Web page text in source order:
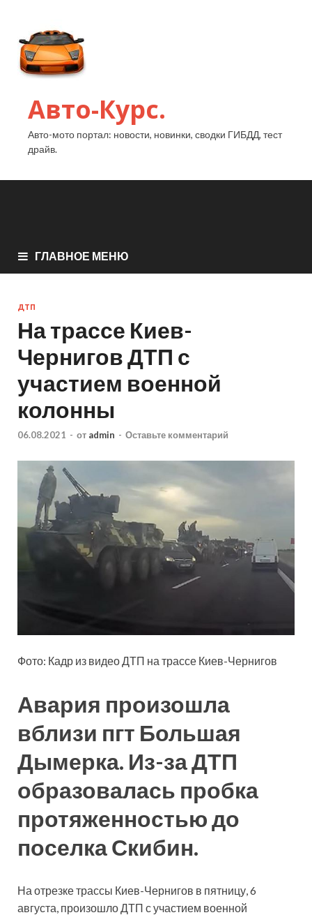
Авто-Курс.
Авто-мото портал: новости, новинки, сводки ГИБДД, тест
драйв.
ГЛАВНОЕ МЕНЮ
ДТП
На трассе Киев-
Чернигов ДТП с
участием военной
колонны
06.08.2021 - от admin - Оставьте комментарий
Фото: Кадр из видео ДТП на трассе Киев-Чернигов
Авария произошла
вблизи пгт Большая
Дымерка. Из-за ДТП
образовалась пробка
протяженностью до
поселка Скибин.
На отрезке трассы Киев-Чернигов в пятницу, 6
августа, произошло ДТП с участием военной